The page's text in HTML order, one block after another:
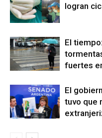
logran
El
fuertes
El
tuvo que